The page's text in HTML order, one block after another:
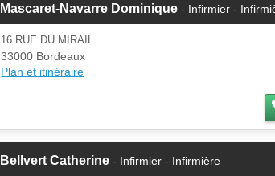
Mascaret-Navarre Dominique - Infirmier -
16 RUE DU MIRAIL
33000 Bordeaux
Plan et itinéraire
Bellvert Catherine - Infirmier - Infirmière